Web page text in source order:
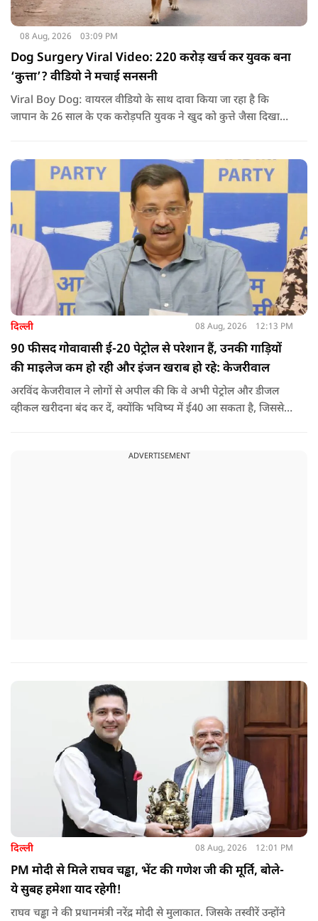
08 Aug, 2026 03:09 PM
Dog Surgery Viral Video: 220 करोड़ खर्च कर युवक बना
‘कुत्ता’? वीडियो ने मचाई सनसनी
Viral Boy Dog: वायरल वीडियो के साथ दावा किया जा रहा है कि
जापान के 26 साल के एक करोड़पति युवक ने खुद को कुत्ते जैसा दिखाने
करवाईं और अब वह कुत्ते की तरह दिखने, चलने और रहने की कोशिश
करता है.
दिल्ली 08 Aug, 2026 12:13 PM
90 फीसद गोवावासी ई-20 पेट्रोल से परेशान हैं, उनकी गाड़ियों
की माइलेज कम हो रही और इंजन खराब हो रहे: केजरीवाल
अरविंद केजरीवाल ने लोगों से अपील की कि वे अभी पेट्रोल और डीजल
व्हीकल खरीदना बंद कर दें, क्योंकि भविष्य में ई40 आ सकता है, जिससे
ADVERTISEMENT
दिल्ली 08 Aug, 2026 12:01 PM
PM मोदी से मिले राघव चड्ढा, भेंट की गणेश जी की मूर्ति, बोले-
ये सुबह हमेशा याद रहेगी!
राघव चड्ढा ने की प्रधानमंत्री नरेंद्र मोदी से मुलाकात. जिसके तस्वीरें उन्होंने